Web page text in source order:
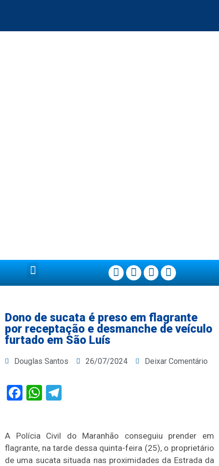
Dono de sucata é preso em flagrante
por receptação e desmanche de veículo
furtado em São Luís
Douglas Santos 26/07/2024 Deixar Comentário
Facebook
WhatsApp
A Polícia Civil do Maranhão conseguiu prender em
flagrante, na tarde dessa quinta-feira (25), o proprietário
de uma sucata situada nas proximidades da Estrada da